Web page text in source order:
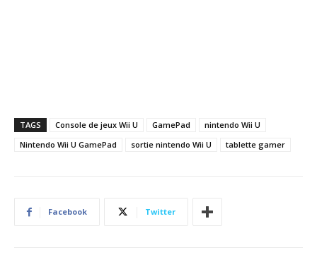
TAGS Console de jeux Wii U GamePad
nintendo Wii U
Nintendo Wii U GamePad
sortie nintendo Wii U tablette gamer
Facebook Twitter